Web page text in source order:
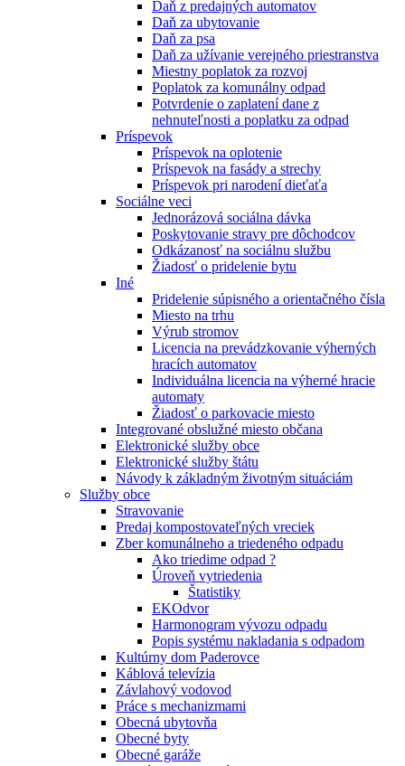
Daň z predajných automatov
Daň za ubytovanie
Daň za psa
Daň za užívanie verejného priestranstva
Miestny poplatok za rozvoj
Poplatok za komunálny odpad
Potvrdenie o zaplatení dane z
nehnuteľnosti a poplatku za odpad
Príspevok
Príspevok na oplotenie
Príspevok na fasády a strechy
Príspevok pri narodení dieťaťa
Sociálne veci
Jednorázová sociálna dávka
Poskytovanie stravy pre dôchodcov
Odkázanosť na sociálnu službu
Žiadosť o pridelenie bytu
Iné
Pridelenie súpisného a orientačného čísla
Miesto na trhu
Výrub stromov
Licencia na prevádzkovanie výherných
hracích automatov
Individuálna licencia na výherné hracie
automaty
Žiadosť o parkovacie miesto
Integrované obslužné miesto občana
Elektronické služby obce
Elektronické služby štátu
Návody k základným životným situáciám
Služby obce
Stravovanie
Predaj kompostovateľných vreciek
Zber komunálneho a triedeného odpadu
Ako triedime odpad ?
Úroveň vytriedenia
Štatistiky
EKOdvor
Harmonogram vývozu odpadu
Popis systému nakladania s odpadom
Kultúrny dom Paderovce
Káblová televízia
Závlahový vodovod
Práce s mechanizmami
Obecná ubytovňa
Obecné byty
Obecné garáže